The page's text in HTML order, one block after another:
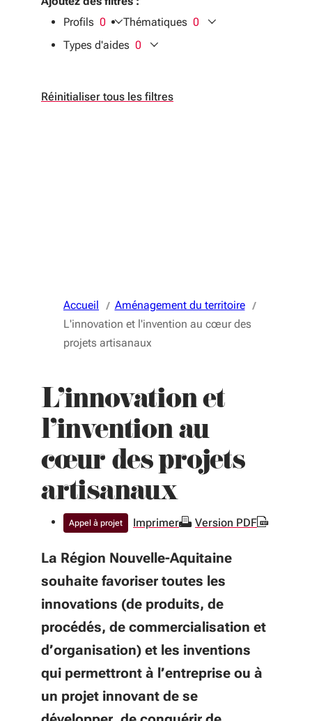
Profils 0
filtres sélectionnés
Thématiques 0
filtres sélectionnés
Types d'aides 0
filtres sélectionnés
Réinitialiser tous les filtres
Accueil
Aménagement du territoire
L'innovation et l'invention au cœur des
projets artisanaux
L'innovation et
l'invention au
cœur des projets
artisanaux
Appel à projet Imprimer Version PDF
La Région Nouvelle-Aquitaine
souhaite favoriser toutes les
innovations (de produits, de
procédés, de commercialisation et
d’organisation) et les inventions
qui permettront à l’entreprise ou à
un projet innovant de se